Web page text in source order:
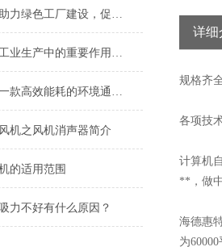
环保风机助力绿色工厂建设，促进节能减排
引风机在工业生产中的重要作用及发展趋势
引风机是一款高效能耗的环境通风设备
机之风机消声器简介
的适用范围
力不好有什么原因？
详细
规格齐
各项技
计算机
**，做
海德惠
为